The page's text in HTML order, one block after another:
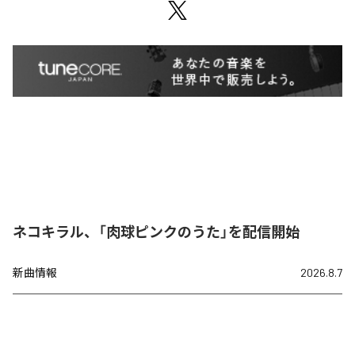
ネコキラル、「肉球ピンクのうた」を配信開始
新曲情報 2026.8.7